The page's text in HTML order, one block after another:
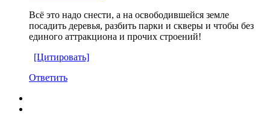
Всё это надо снести, а на освободившейся земле
посадить деревья, разбить парки и скверы и чтобы без
единого аттракциона и прочих строений!
[Цитировать]
Ответить